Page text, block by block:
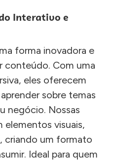
Interativo e
forma inovadora e
conteúdo. Com uma
eles oferecem
sobre temas
negócio. Nossas
elementos visuais,
criando um formato
Ideal para quem